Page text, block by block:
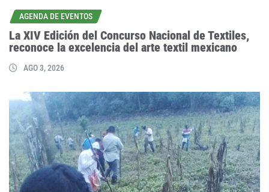
AGENDA DE EVENTOS
La XIV Edición del Concurso Nacional de Textiles,
reconoce la excelencia del arte textil mexicano
AGO 3, 2026